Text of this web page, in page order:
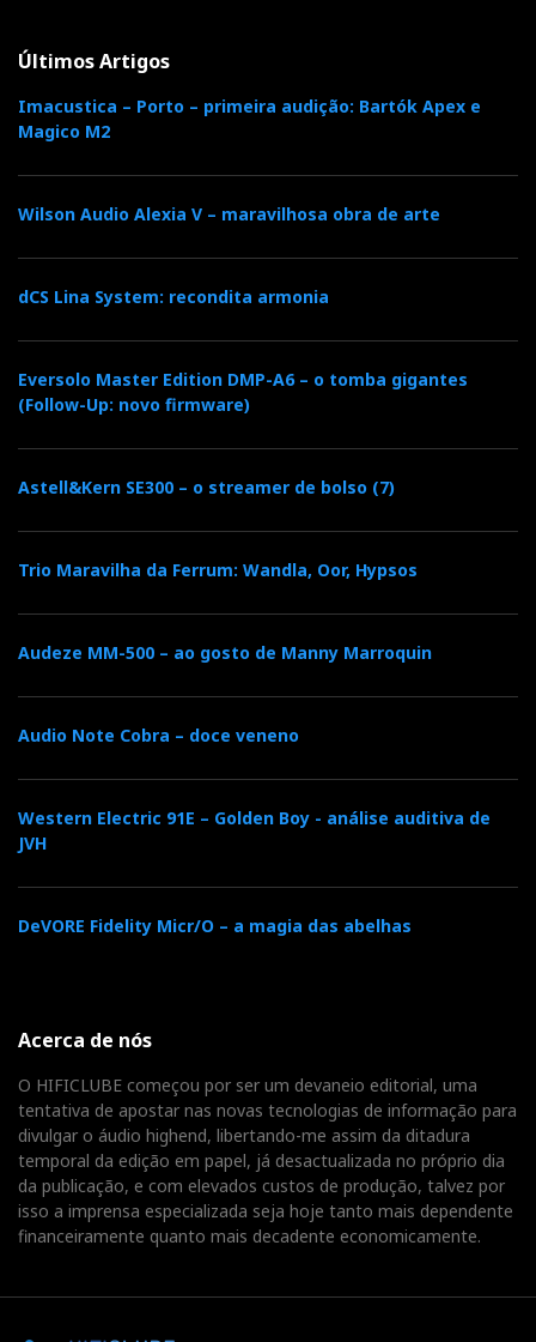
Últimos Artigos
Imacustica – Porto – primeira audição: Bartók Apex e
Magico M2
Wilson Audio Alexia V – maravilhosa obra de arte
dCS Lina System: recondita armonia
Eversolo Master Edition DMP-A6 – o tomba gigantes
(Follow-Up: novo firmware)
Astell&Kern SE300 – o streamer de bolso (7)
Trio Maravilha da Ferrum: Wandla, Oor, Hypsos
Audeze MM-500 – ao gosto de Manny Marroquin
Audio Note Cobra – doce veneno
Western Electric 91E – Golden Boy - análise auditiva de
JVH
DeVORE Fidelity Micr/O – a magia das abelhas
Acerca de nós
O HIFICLUBE começou por ser um devaneio editorial, uma
tentativa de apostar nas novas tecnologias de informação para
divulgar o áudio highend, libertando-me assim da ditadura
temporal da edição em papel, já desactualizada no próprio dia
da publicação, e com elevados custos de produção, talvez por
isso a imprensa especializada seja hoje tanto mais dependente
financeiramente quanto mais decadente economicamente.